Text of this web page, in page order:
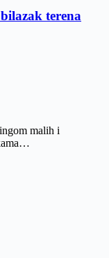
terena
malih i